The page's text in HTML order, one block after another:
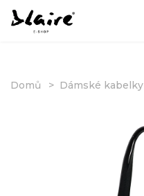
Domů Dámské kabelky